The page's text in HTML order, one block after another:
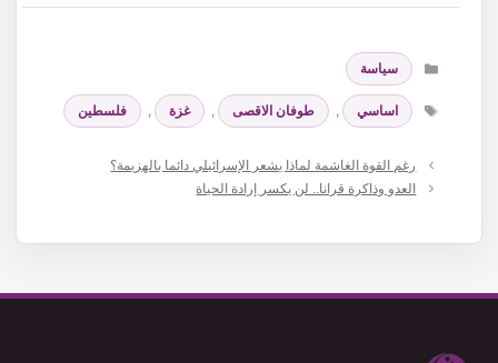
التصنيفات
سياسة
الوسوم
اساسي , طوفان الاقصى , غزة , فلسطين
رغم القوة الغاشمة لماذا يشعر الإسرائيلي دائما بالهزيمة؟
العدو وذاكرة قرانا.. لن يكسر إرادة الحياة